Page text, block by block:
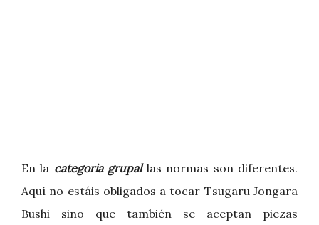
En la categoria grupallas normas son diferentes.
Aquí no estáis obligados a tocar Tsugaru Jongara
Bushi sino que también se aceptan piezas